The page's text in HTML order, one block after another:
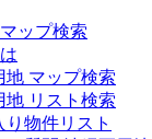
ップ検索
地 マップ検索
地 リスト検索
り物件リスト